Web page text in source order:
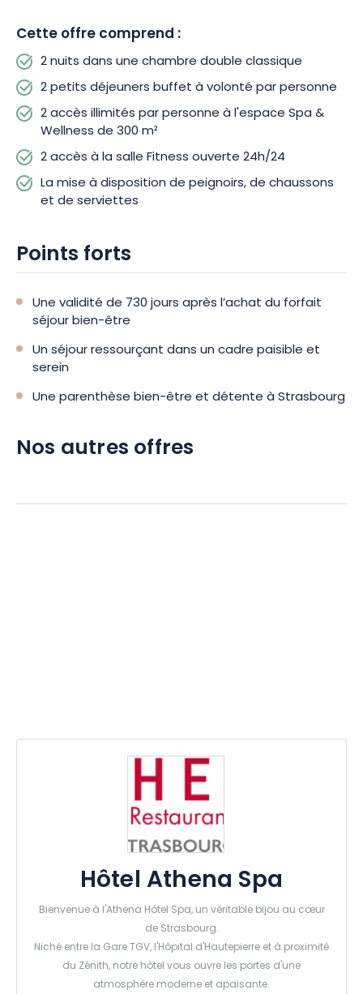
Cette offre comprend :
2 nuits dans une chambre double classique
2 petits déjeuners buffet à volonté par personne
2 accès illimités par personne à l'espace Spa &
Wellness de 300 m²
2 accès à la salle Fitness ouverte 24h/24
La mise à disposition de peignoirs, de chaussons
et de serviettes
Points forts
Une validité de 730 jours après l’achat du forfait
séjour bien-être
Un séjour ressourçant dans un cadre paisible et
serein
Une parenthèse bien-être et détente à Strasbourg
Nos autres offres
Hôtel Athena Spa
Bienvenue à l'Athena Hôtel Spa, un véritable bijou au cœur
de Strasbourg.
Niché entre la Gare TGV, l'Hôpital d'Hautepierre et à proximité
du Zénith, notre hôtel vous ouvre les portes d'une
atmosphère moderne et apaisante.